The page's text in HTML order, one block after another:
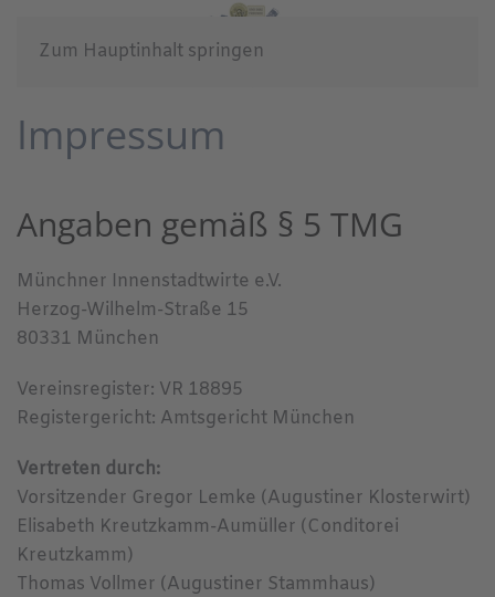
Zum Hauptinhalt springen
Impressum
Angaben gemäß § 5 TMG
Münchner Innenstadtwirte e.V.
Herzog-Wilhelm-Straße 15
80331 München
Vereinsregister: VR 18895
Registergericht: Amtsgericht München
Vertreten durch:
Vorsitzender Gregor Lemke (Augustiner Klosterwirt)
Elisabeth Kreutzkamm-Aumüller (Conditorei
Kreutzkamm)
Thomas Vollmer (Augustiner Stammhaus)